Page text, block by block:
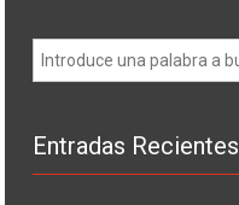
Entradas Recientes